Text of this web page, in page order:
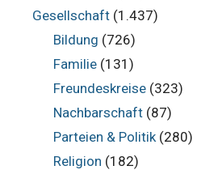
Gesellschaft (1.437)
Bildung (726)
Familie(131)
Freundeskreise(323)
Nachbarschaft(87)
Parteien & Politik(280)
Religion (182)